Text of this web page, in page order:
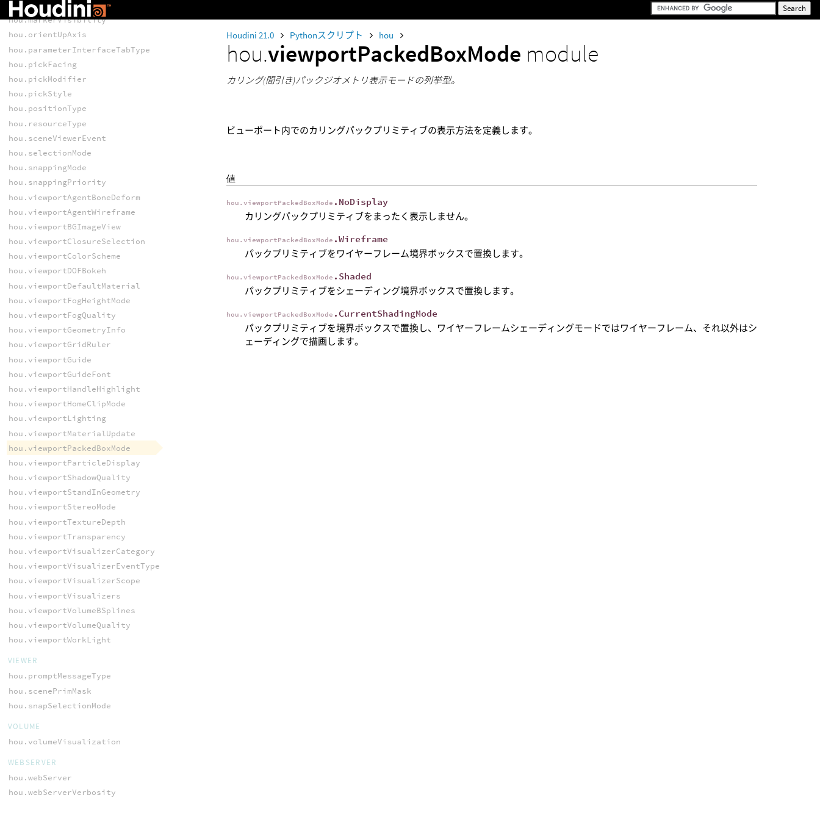
Houdini 21.0 Pythonスクリプト hou
hou.viewportPackedBoxMode module
カリング(間引き)パックジオメトリ表示モードの列挙型。
ビューポート内でのカリングパックプリミティブの表示方法を定義します。
値
hou.viewportPackedBoxMode .NoDisplay
カリングパックプリミティブをまったく表示しません。
hou.viewportPackedBoxMode .Wireframe
パックプリミティブをワイヤーフレーム境界ボックスで置換します。
hou.viewportPackedBoxMode .Shaded
パックプリミティブをシェーディング境界ボックスで置換します。
hou.viewportPackedBoxMode .CurrentShadingMode
パックプリミティブを境界ボックスで置換し、ワイヤーフレームシェーディングモードではワイヤーフレーム、それ以外はシ
ェーディングで描画します。
hou.hudPanel
hou.markerVisibility
hou.orientUpAxis
hou.parameterInterfaceTabType
hou.pickFacing
hou.pickModifier
hou.pickStyle
hou.positionType
hou.resourceType
hou.sceneViewerEvent
hou.selectionMode
hou.snappingMode
hou.snappingPriority
hou.viewportAgentBoneDeform
hou.viewportAgentWireframe
hou.viewportBGImageView
hou.viewportClosureSelection
hou.viewportColorScheme
hou.viewportDOFBokeh
hou.viewportDefaultMaterial
hou.viewportFogHeightMode
hou.viewportFogQuality
hou.viewportGeometryInfo
hou.viewportGridRuler
hou.viewportGuide
hou.viewportGuideFont
hou.viewportHandleHighlight
hou.viewportHomeClipMode
hou.viewportLighting
hou.viewportMaterialUpdate
hou.viewportPackedBoxMode
hou.viewportParticleDisplay
hou.viewportShadowQuality
hou.viewportStandInGeometry
hou.viewportStereoMode
hou.viewportTextureDepth
hou.viewportTransparency
hou.viewportVisualizerCategory
hou.viewportVisualizerEventType
hou.viewportVisualizerScope
hou.viewportVisualizers
hou.viewportVolumeBSplines
hou.viewportVolumeQuality
hou.viewportWorkLight
VIEWER
hou.promptMessageType
hou.scenePrimMask
hou.snapSelectionMode
VOLUME
hou.volumeVisualization
WEBSERVER
hou.webServer
hou.webServerVerbosity